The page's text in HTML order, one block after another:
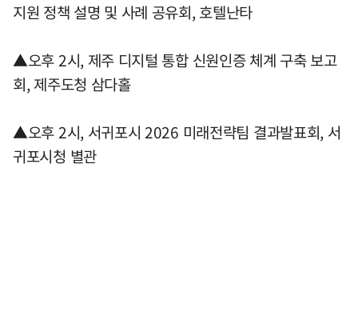
지원 정책 설명 및 사례 공유회, 호텔난타
▲오후 2시, 제주 디지털 통합 신원인증 체계 구축 보고
회, 제주도청 삼다홀
▲오후 2시, 서귀포시 2026 미래전략팀 결과발표회, 서
귀포시청 별관